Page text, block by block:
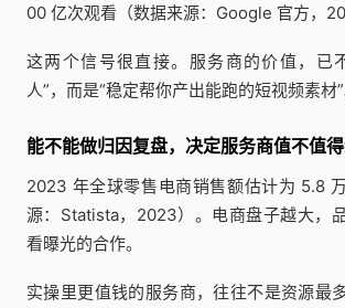
00 亿次观看（数据来源：Google 官方，
这两个信号很直接。服务商的价值，已
人”，而是“稳定帮你产出能跑的短视频素材”
能不能做归因复盘，决定服务商值不值
2023 年全球零售电商销售额估计为 5.8
源：Statista，2023）。电商盘子越大，
看曝光的合作。
实操里更值钱的服务商，往往不是资源最